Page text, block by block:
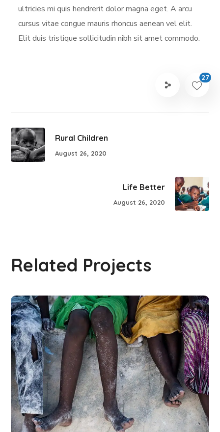
ultricies mi quis hendrerit dolor magna eget. A arcu
cursus vitae congue mauris rhoncus aenean vel elit.
Elit duis tristique sollicitudin nibh sit amet commodo.
27
Rural Children
August 26, 2020
Life Better
August 26, 2020
Related Projects